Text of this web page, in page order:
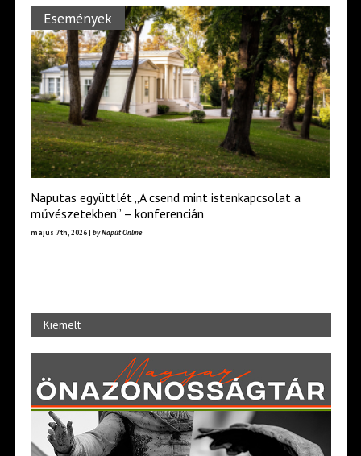
Események
Naputas együttlét „A csend mint istenkapcsolat a
művészetekben” – konferencián
május 7th, 2026 | by Napút Online
Kiemelt